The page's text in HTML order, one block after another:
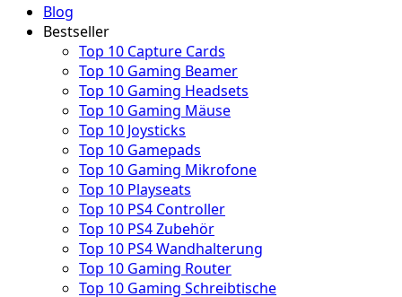
Blog
Bestseller
Top 10 Capture Cards
Top 10 Gaming Beamer
Top 10 Gaming Headsets
Top 10 Gaming Mäuse
Top 10 Joysticks
Top 10 Gamepads
Top 10 Gaming Mikrofone
Top 10 Playseats
Top 10 PS4 Controller
Top 10 PS4 Zubehör
Top 10 PS4 Wandhalterung
Top 10 Gaming Router
Top 10 Gaming Schreibtische